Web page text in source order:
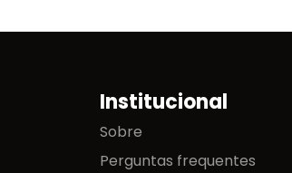
Institucional
Sobre
Perguntas frequentes